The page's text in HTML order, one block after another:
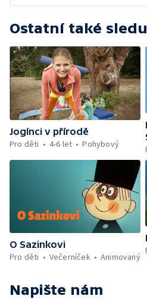
Ostatní také
Jogínci v přírodě
Pro děti
4-6 let Pohybový
O Sazinkovi
Pro děti
Večerníček Animovaný
Napište nám